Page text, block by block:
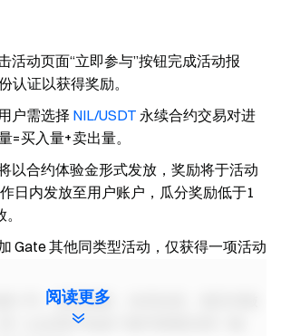
活动页面“立即参与”按钮完成活动报
认证以获得奖励。
户需选择 NIL/USDT 永续合约交易对进
=买入量+卖出量。
以合约体验金形式发放，奖励将于活动
日内发放至用户账户，瓜分奖励低于1
Gate 其他同类型活动，仅获得一项活动
小号，恶意刷量、自买自卖、相互对敲
一认证用户的多个账号将视为同一账
阅读更多